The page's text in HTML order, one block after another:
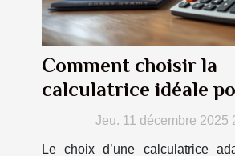
Comment choisir la
calculatrice idéale
études supérieures ?
Jeu. 11 décembre 2025
Le choix d’une calculatrice